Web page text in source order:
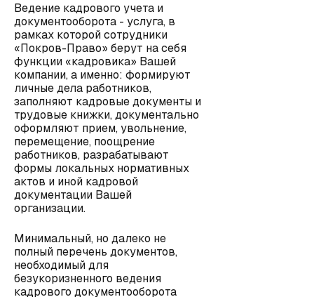
Ведение кадрового учета и
документооборота - услуга, в
рамках которой сотрудники
«Покров-Право» берут на себя
функции «кадровика» Вашей
компании, а именно: формируют
личные дела работников,
заполняют кадровые документы и
трудовые книжки, документально
оформляют прием, увольнение,
перемещение, поощрение
работников, разрабатывают
формы локальных нормативных
актов и иной кадровой
документации Вашей
организации.
Минимальный, но далеко не
полный перечень документов,
необходимый для
безукоризненного ведения
кадрового документооборота